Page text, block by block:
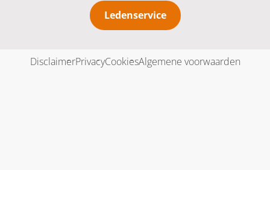
Ledenservice
DisclaimerPrivacyCookiesAlgemene voorwaarden